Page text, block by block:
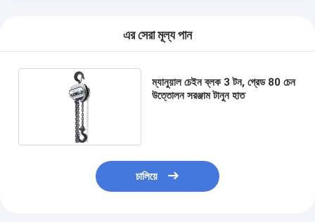
এর সেরা মূল্য পান
ম্যানুয়াল চেইন ব্লক 3 টন, গ্রেড 80 চেন
উত্তোলন সরঞ্জাম টানুন হাত
চালিয়ে